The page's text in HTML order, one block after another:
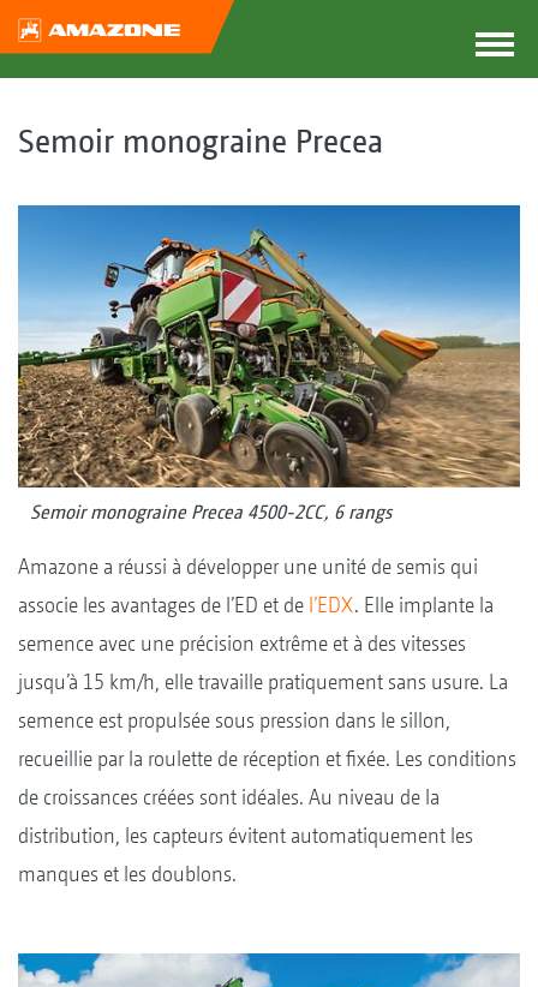
Semoir monograine Precea
Semoir monograine Precea 4500-2CC, 6 rangs
Amazone a réussi à développer une unité de semis qui
associe les avantages de l’ED et de l’EDX. Elle implante la
semence avec une précision extrême et à des vitesses
jusqu’à 15 km/h, elle travaille pratiquement sans usure. La
semence est propulsée sous pression dans le sillon,
recueillie par la roulette de réception et fixée. Les conditions
de croissances créées sont idéales. Au niveau de la
distribution, les capteurs évitent automatiquement les
manques et les doublons.